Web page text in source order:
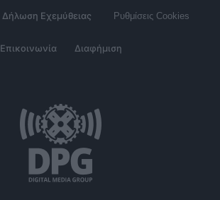
Δήλωση Εχεμύθειας Ρυθμίσεις Cookies
Επικοινωνία Διαφήμιση